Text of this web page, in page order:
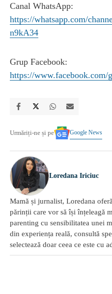
Canal WhatsApp:
https://whatsapp.com/
n9kA34
Grup Facebook:
https://www.facebook.com/
Urmăriți-ne și pe Google News
Loredana Iriciuc
Mamă și jurnalist, Loredana
părinții care vor să își înțeleagă
parenting cu sensibilitatea unei
din experiența reală, consultă
selectează doar ceea ce este cu